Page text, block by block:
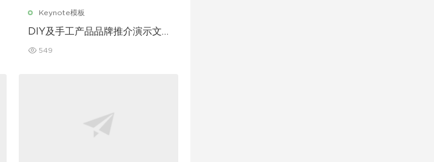
Keynote模板
DIY及手工产品品牌推介演示文
549